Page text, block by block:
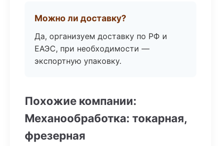
Можно ли доставку?
Да, организуем доставку по РФ и
ЕАЭС, при необходимости —
экспортную упаковку.
Похожие компании:
Механообработка: токарная,
фрезерная